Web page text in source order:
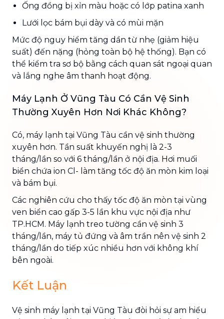
Ống đồng bị xỉn màu hoặc có lớp patina xanh
Lưới lọc bám bụi dày và có mùi mặn
Mức độ nguy hiểm tăng dần từ nhẹ (giảm hiệu
suất) đến nặng (hỏng toàn bộ hệ thống). Bạn có
thể kiểm tra sơ bộ bằng cách quan sát ngoại quan
và lắng nghe âm thanh hoạt động.
Máy Lạnh Ở Vũng Tàu Có Cần Vệ Sinh
Thường Xuyên Hơn Nơi Khác Không?
Có, máy lạnh tại Vũng Tàu cần vệ sinh thường
xuyên hơn. Tần suất khuyến nghị là 2-3
tháng/lần so với 6 tháng/lần ở nội địa. Hơi muối
biển chứa ion Cl- làm tăng tốc độ ăn mòn kim loại
và bám bụi.
Các nghiên cứu cho thấy tốc độ ăn mòn tại vùng
ven biển cao gấp 3-5 lần khu vực nội địa như
TP.HCM. Máy lạnh treo tường cần vệ sinh 3
tháng/lần, máy tủ đứng và âm trần nên vệ sinh 2
tháng/lần do tiếp xúc nhiều hơn với không khí
bên ngoài.
Kết Luận
Vệ sinh máy lạnh tại Vũng Tàu đòi hỏi sự am hiểu